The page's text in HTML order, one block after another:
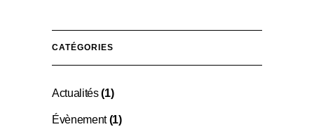
CATÉGORIES
Actualités(1)
Évènement(1)